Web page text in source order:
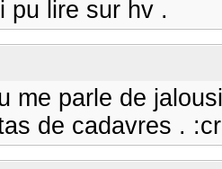
pu lire sur hv .
me parle de
de cadavres .